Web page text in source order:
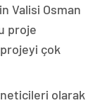
Valisi Osman
proje
projeyi çok
olarak